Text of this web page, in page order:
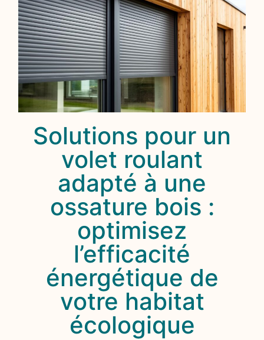
Solutions pour un
volet roulant
adapté à une
ossature bois :
optimisez
l’efficacité
énergétique de
votre habitat
écologique